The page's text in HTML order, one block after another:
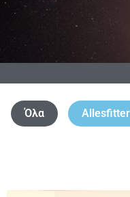
Όλα Allesfitter